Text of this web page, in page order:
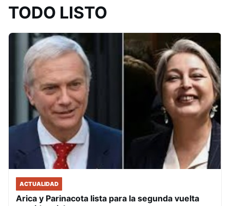
TODO LISTO
ACTUALIDAD
Arica y Parinacota lista para la segunda vuelta